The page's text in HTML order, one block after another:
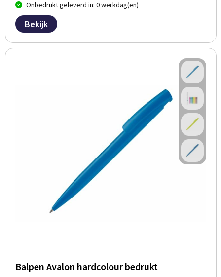
Onbedrukt geleverd in: 0 werkdag(en)
Bekijk
Balpen Avalon hardcolour bedrukt